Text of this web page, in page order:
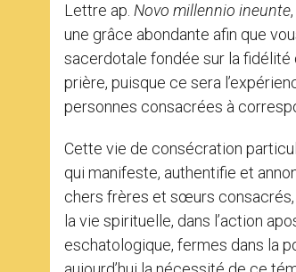
Lettre ap. Novo millennio ineunte
une grâce abondante afin que
sacerdotale fondée sur la fidélité
prière, puisque ce sera
personnes consacrées à
Cette vie de consécration
qui manifeste, authentifie et
chers frères et sœurs consacrés,
la vie spirituelle, dans l’action
eschatologique, fermes dans la